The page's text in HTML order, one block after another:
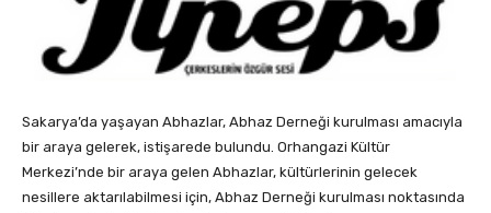
Sakarya’da yaşayan Abhazlar, Abhaz Derneği kurulması amacıyla
bir araya gelerek, istişarede bulundu. Orhangazi Kültür
Merkezi’nde bir araya gelen Abhazlar, kültürlerinin gelecek
nesillere aktarılabilmesi için, Abhaz Derneği kurulması noktasında